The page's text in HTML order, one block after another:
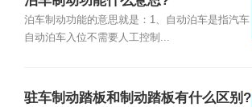
泊车制动功能的意思就是：1、自动泊车是指汽车
自动泊车入位不需要人工控制...
驻车制动踏板和制动踏板有什么区别?